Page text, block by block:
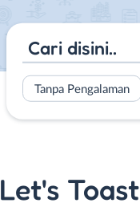
Tanpa Pengalaman
Let's Toast